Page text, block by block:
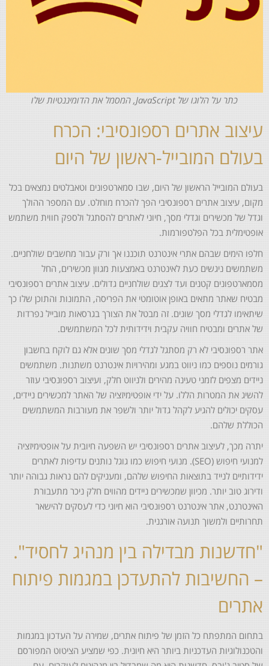
כתר על הלוגו של JavaScript, המסמל את הדומיננטיות שלו
עיצוב אתרים רספונסיבי: הכרח
בעולם המובייל-ראשון של היום
בעולם המובייל הראשון של היום, שבו סמארטפונים וטאבלטים נמצאים בכל
מקום, עיצוב אתרים רספונסיבי הפך להכרח מוחלט. עם המספר ההולך
וגדל של מכשירים וגדלי מסך, חיוני לאתרים להסתגל ולספק חווית משתמש
אופטימלית בכל הפלטפורמות.
חלפו הימים שבהם אתרי אינטרנט תוכננו אך ורק עבור מחשבים שולחניים.
משתמשים ניגשים כעת לאינטרנט באמצעות מגוון מכשירים, החל
מסמארטפונים קטנים ועד לצגים שולחניים גדולים. עיצוב אתרים רספונסיבי
מבטיח שאתר מתאים באופן אוטומטי את הפריסה, התמונות והתוכן שלו כך
שיתאימו לגדלי מסך שונים. זה מבטל את הצורך בגרסאות מובייל נפרדות
של אתרים ומבטיח חוויה עקבית וידידותית לכל המשתמשים.
אתר רספונסיבי לא רק מסתגל לגדלי מסך שונים אלא גם לוקח בחשבון
גורמים נוספים כמו ניווט במגע ומהירויות אינטרנט משתנות. משתמשים
ניידים מצפים לזמני טעינה מהירים ולניווט חלק, ועיצוב רספונסיבי עוזר
להשיג את המטרות הללו. על ידי אופטימיזציה של האתר למכשירים ניידים,
עסקים יכולים להגיע לקהל גדול יותר ולשפר את מעורבות המשתמשים
הכוללת שלהם.
יתרה מכך, לעיצוב אתרים רספונסיבי יש השפעה חיובית על אופטימיזציה
למנועי חיפוש (SEO). מנועי חיפוש כמו גוגל נותנים עדיפות לאתרים
ידידותיים לנייד בתוצאות החיפוש שלהם, ומעניקים להם נראות גבוהה יותר
ודירוג טוב יותר. מכיוון שמכשירים ניידים מהווים חלק ניכר מתעבורת
האינטרנט, אתר אינטרנט רספונסיבי הוא חיוני כדי לעסקים להישאר
תחרותיים ולמשוך תנועה אורגנית.
"חדשנות מבדילה בין מנהיג לחסיד".
– החשיבות להתעדכן במגמות פיתוח
אתרים
בתחום המתפתח כל הזמן של פיתוח אתרים, שמירה על העדכון במגמות
והטכנולוגיות העדכניות ביותר היא חיונית. כפי שמציע הציטוט המפורסם